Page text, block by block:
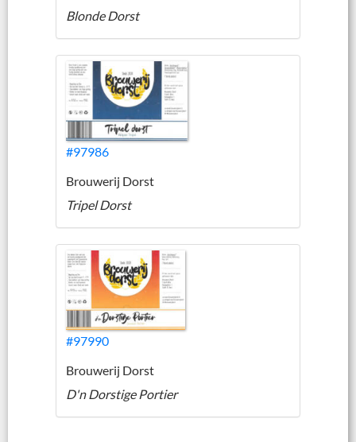
Blonde Dorst
#97986
Brouwerij Dorst
Tripel Dorst
#97990
Brouwerij Dorst
D'n Dorstige Portier